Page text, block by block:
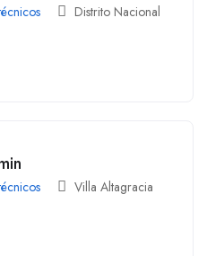
Distrito Nacional
Villa Altagracia